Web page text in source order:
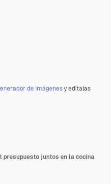
de imágenesy edítalas
presupuesto juntos en la cocina